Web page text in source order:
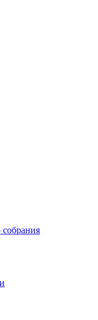
собрания